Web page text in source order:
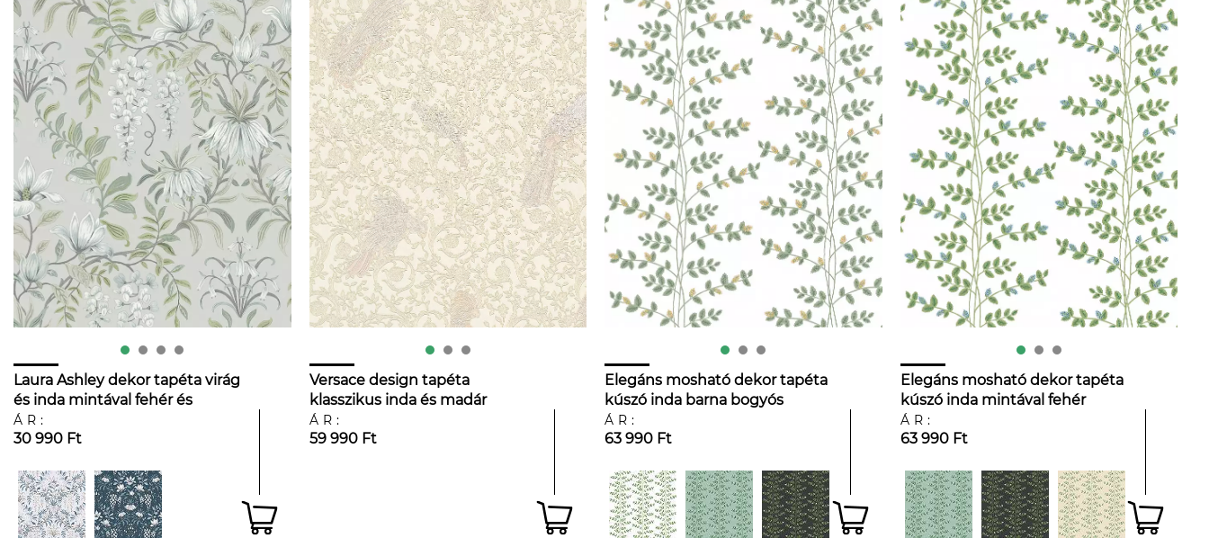
Laura Ashley dekor tapéta virág
és inda mintával fehér és
zsályazöld színben
ÁR:
30 990 Ft
Versace design tapéta
klasszikus inda és madár
mintával
ÁR:
59 990 Ft
Elegáns mosható dekor tapéta
kúszó inda barna bogyós
mintával fehér háttéren
ÁR:
63 990 Ft
Elegáns mosható dekor tapéta
kúszó inda mintával fehér
háttéren
ÁR:
63 990 Ft